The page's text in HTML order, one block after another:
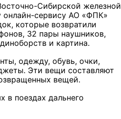
Сибирской железной
онлайн-сервису АО «ФПК»
которые возвратили
32 пары наушников,
и картина.
одежду, обувь, очки,
Эти вещи составляют
вещей.
поездах дальнего